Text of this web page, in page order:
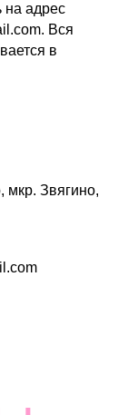
на адрес
Вся
в
мкр. Звягино,